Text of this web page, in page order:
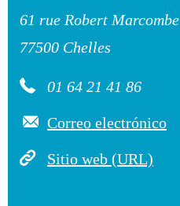
61 rue Robert Marcombe
77500 Chelles
01 64 21 41 86
Correo electrónico
Sitio web (URL)